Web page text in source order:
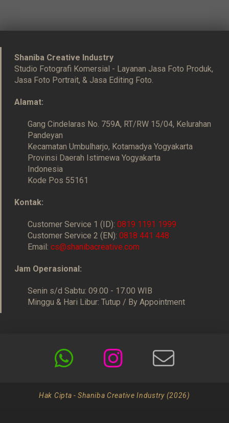
Shaniba Creative Industry
Studio Fotografi Komersial - Layanan Jasa Foto Produk,
Jasa Foto Portrait, & Jasa Editing Foto.
Alamat:
Gang Cindelaras No. 759A, RT/RW 15/04, Kelurahan
Pandeyan
Kecamatan Umbulharjo, Kotamadya Yogyakarta
Provinsi Daerah Istimewa Yogyakarta
Indonesia
Kode Pos 55161
Kontak:
Customer Service 1 (ID):0819 1191 1999
Customer Service 2 (EN):0818 441 448
Email:cs@shanibacreative.com
Jam Operasional:
Senin s/d Sabtu: 09.00 - 17.00 WIB
Minggu & Hari Libur: Tutup / By Appointment
Hak Cipta - Shaniba Creative Industry (2026)